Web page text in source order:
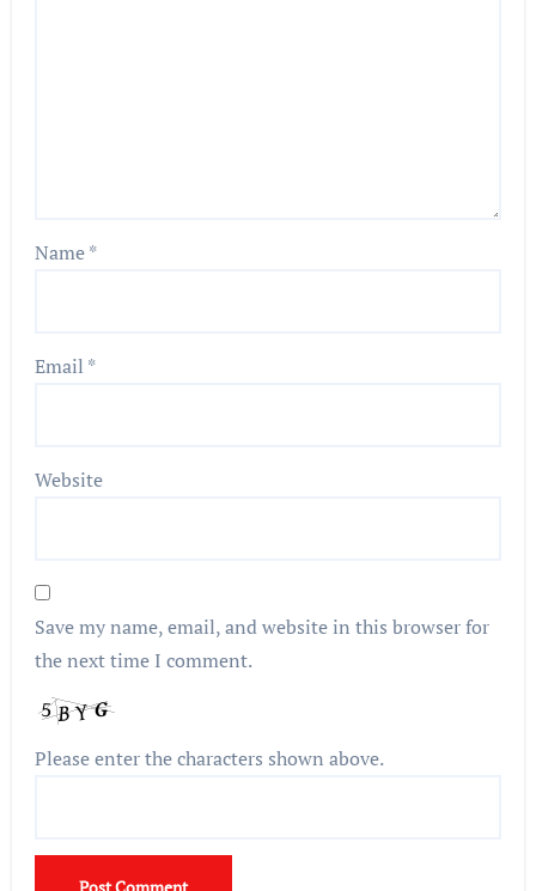
Name*
Email *
Website
Save my name, email, and website in this browser for
the next time I comment.
Please enter the characters shown above.